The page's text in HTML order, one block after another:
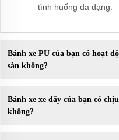
tình huống đa dạng.
Bánh xe PU của bạn có hoạt
sàn không?
Bánh xe xe đẩy của bạn có
không?